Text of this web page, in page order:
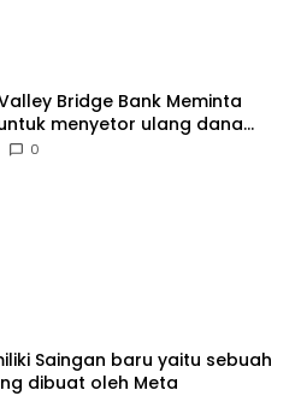
Bridge Bank Meminta
menyetor ulang dana
0
Saingan baru yaitu sebuah
dibuat oleh Meta